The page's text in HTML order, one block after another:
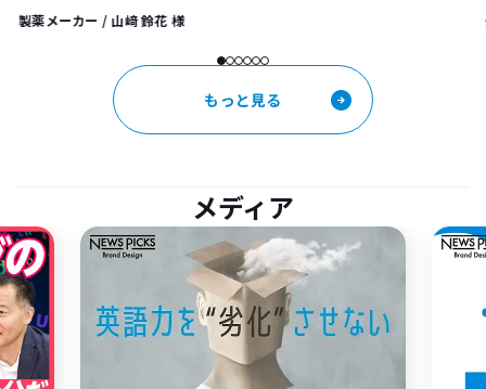
製薬メーカー / 山﨑 鈴花 様
もっと見る
メディア